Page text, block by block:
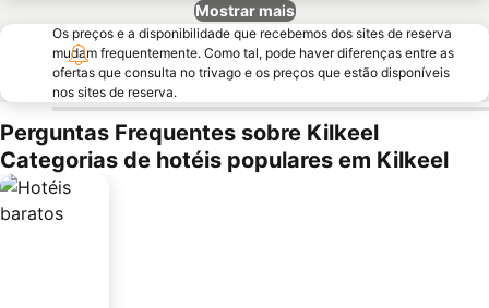
Mostrar mais
Os preços e a disponibilidade que recebemos dos sites de reserva
mudam frequentemente. Como tal, pode haver diferenças entre as
ofertas que consulta no trivago e os preços que estão disponíveis
nos sites de reserva.
Perguntas Frequentes sobre Kilkeel
Categorias de hotéis populares em Kilkeel